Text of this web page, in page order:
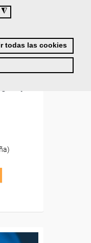
◮
todas las cookies